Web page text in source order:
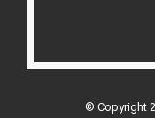
© Copyright